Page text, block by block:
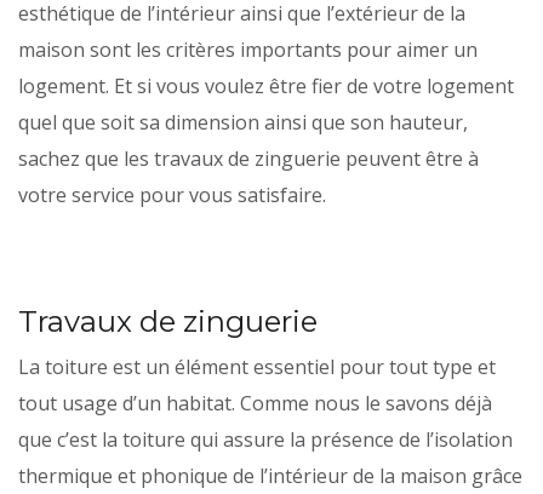
esthétique de l’intérieur ainsi que l’extérieur de la
maison sont les critères importants pour aimer un
logement. Et si vous voulez être fier de votre logement
quel que soit sa dimension ainsi que son hauteur,
sachez que les travaux de zinguerie peuvent être à
votre service pour vous satisfaire.
Travaux de zinguerie
La toiture est un élément essentiel pour tout type et
tout usage d’un habitat. Comme nous le savons déjà
que c’est la toiture qui assure la présence de l’isolation
thermique et phonique de l’intérieur de la maison grâce